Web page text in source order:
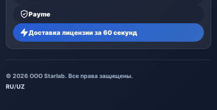
Payme
Доставка лицензии за 60 секунд
© 2026 ООО Starlab. Все права защищены.
RU/UZ